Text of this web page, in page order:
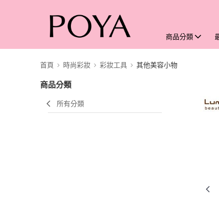
商品分類
首頁 時尚彩妝 彩妝工具 其他美容小物
商品分類
所有分類